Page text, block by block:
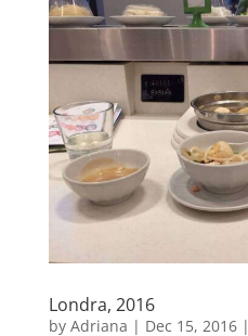
Londra, 2016
by Adriana | Dec 15, 2016|